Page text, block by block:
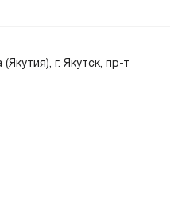
г. Якутск, пр-т